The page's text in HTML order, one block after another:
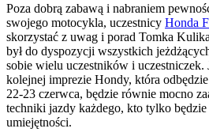
Poza dobrą zabawą i nabraniem
swojego motocykla, uczestnicy Honda
skorzystać z uwag i porad Tomka
był do dyspozycji wszystkich
sobie wielu uczestników i uczestniczek.
kolejnej imprezie Hondy, która
22-23 czerwca, będzie równie mocno
techniki jazdy każdego, kto tylko
umiejętności.